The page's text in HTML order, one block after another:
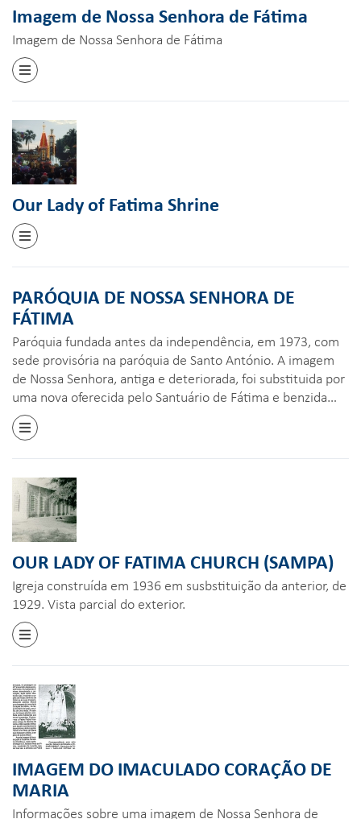
Imagem de Nossa Senhora de Fátima
Imagem de Nossa Senhora de Fátima
Our Lady of Fatima Shrine
PARÓQUIA DE NOSSA SENHORA DE
FÁTIMA
Paróquia fundada antes da independência, em 1973, com
sede provisória na paróquia de Santo António. A imagem
de Nossa Senhora, antiga e deteriorada, foi substituida por
uma nova oferecida pelo Santuário de Fátima e benzida…
OUR LADY OF FATIMA CHURCH (SAMPA)
Igreja construída em 1936 em susbstituição da anterior, de
1929. Vista parcial do exterior.
IMAGEM DO IMACULADO CORAÇÃO DE
MARIA
Informações sobre uma imagem de Nossa Senhora de